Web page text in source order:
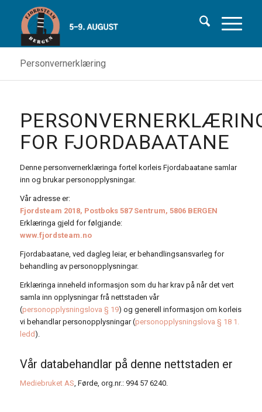
Personvernerklæring
FOR FJORDABAATANE
Denne personvernerklæringa fortel korleis Fjordabaatane samlar
inn og brukar personopplysningar.
Vår adresse er:
Fjordsteam 2018, Postboks 587 Sentrum, 5806 BERGEN
Erklæringa gjeld for følgjande:
www.fjordsteam.no
Fjordabaatane, ved dagleg leiar, er behandlingsansvarleg for
behandling av personopplysningar.
Erklæringa inneheld informasjon som du har krav på når det vert
samla inn opplysningar frå nettstaden vår
(personopplysningslova § 19) og generell informasjon om korleis
vi behandlar personopplysningar (personopplysningslova § 18 1.
ledd).
Vår databehandlar på denne nettstaden er
Mediebruket AS, Førde, org.nr.: 994 57 6240.